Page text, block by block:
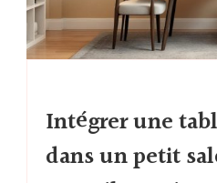
Intégrer une
dans un petit